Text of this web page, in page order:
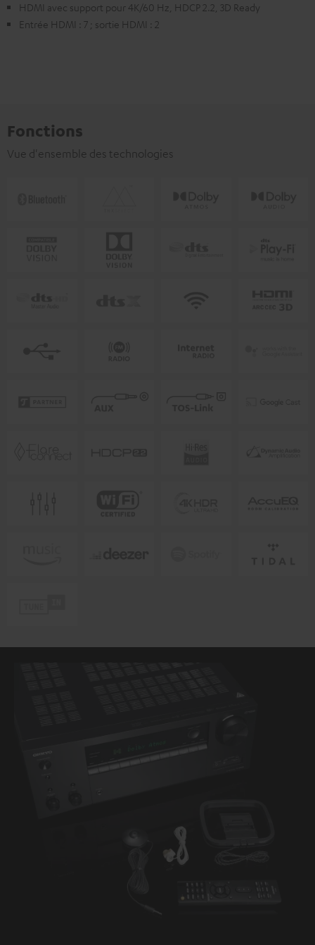
HDMI avec support pour 4K/60 Hz, HDCP 2.2, 3D Ready
Entrée HDMI : 7 ; sortie HDMI : 2
Fonctions
Vue d'ensemble des technologies